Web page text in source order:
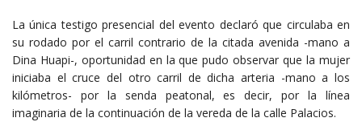
La única testigo presencial del evento declaró que circulaba en
su rodado por el carril contrario de la citada avenida -mano a
Dina Huapi-, oportunidad en la que pudo observar que la mujer
iniciaba el cruce del otro carril de dicha arteria -mano a los
kilómetros- por la senda peatonal, es decir, por la línea
imaginaria de la continuación de la vereda de la calle Palacios.